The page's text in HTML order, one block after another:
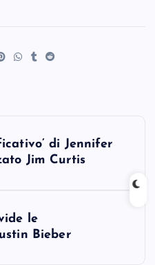
di Jennifer
Jim Curtis
le
Bieber